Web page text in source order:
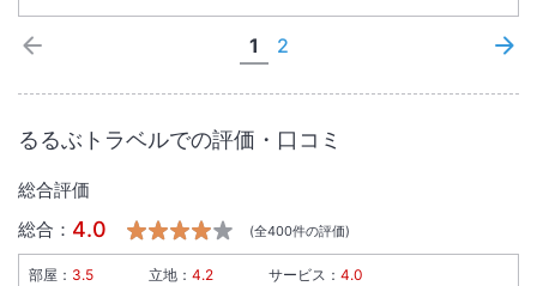
1 2
るるぶトラベルでの評価・口コミ
総合評価
総合： 4.0 (全400件の評価)
部屋： 3.5 立地： 4.2 サービス： 4.0